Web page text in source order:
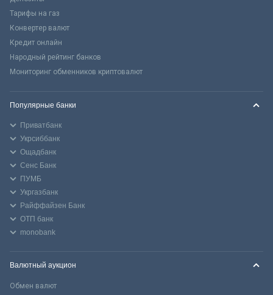
Тарифы на газ
Конвертер валют
Кредит онлайн
Народный рейтинг банков
Мониторинг обменников криптовалют
Популярные банки
Приватбанк
Укрсиббанк
Ощадбанк
Сенс Банк
ПУМБ
Укргазбанк
Райффайзен Банк
ОТП банк
monobank
Валютный аукцион
Обмен валют